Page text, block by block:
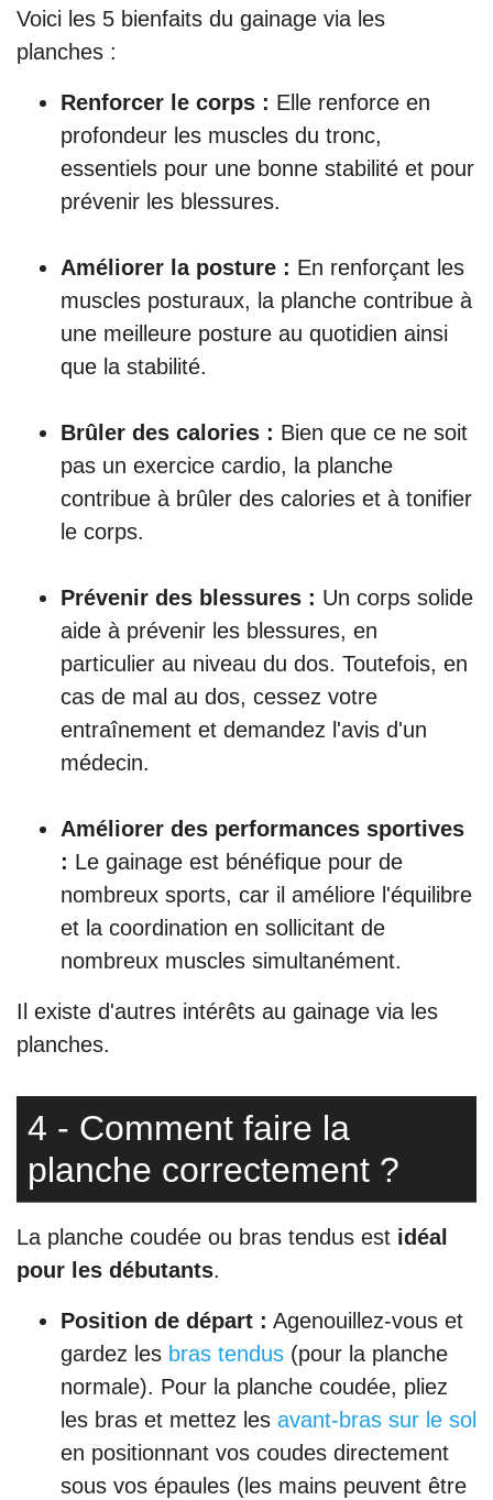
Voici les 5 bienfaits du gainage via les
planches :
Renforcer le corps : Elle renforce en
profondeur les muscles du tronc,
essentiels pour une bonne stabilité et pour
prévenir les blessures.
Améliorer la posture : En renforçant les
muscles posturaux, la planche contribue à
une meilleure posture au quotidien ainsi
que la stabilité.
Brûler des calories : Bien que ce ne soit
pas un exercice cardio, la planche
contribue à brûler des calories et à tonifier
le corps.
Prévenir des blessures : Un corps solide
aide à prévenir les blessures, en
particulier au niveau du dos. Toutefois, en
cas de mal au dos, cessez votre
entraînement et demandez l'avis d'un
médecin.
Améliorer des performances sportives
: Le gainage est bénéfique pour de
nombreux sports, car il améliore l'équilibre
et la coordination en sollicitant de
nombreux muscles simultanément.
Il existe d'autres intérêts au gainage via les
planches.
4 - Comment faire la
planche correctement ?
La planche coudée ou bras tendus est idéal
pour les débutants.
Position de départ : Agenouillez-vous et
gardez les bras tendus (pour la planche
normale). Pour la planche coudée, pliez
les bras et mettez les avant-bras sur le sol
en positionnant vos coudes directement
sous vos épaules (les mains peuvent être